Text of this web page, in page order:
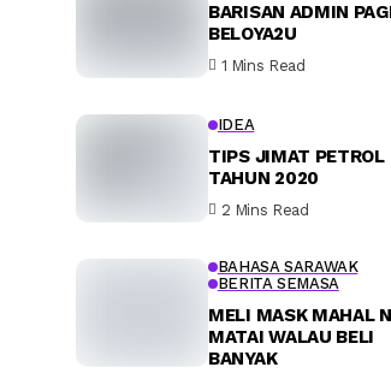
BARISAN ADMIN
BELOYA2U
1 Mins Read
IDEA
TIPS JIMAT PETROL
TAHUN 2020
2 Mins Read
BAHASA SARAWAK
BERITA SEMASA
MELI MASK MAHAL
MATAI WALAU BELI
BANYAK